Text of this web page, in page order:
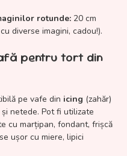
rotunde: 20 cm
diverse imagini, cadou!).
pentru tort din
pe vafe din icing (zahăr)
netede. Pot fi utilizate
cu marțipan, fondant, frișcă
ușor cu miere, lipici